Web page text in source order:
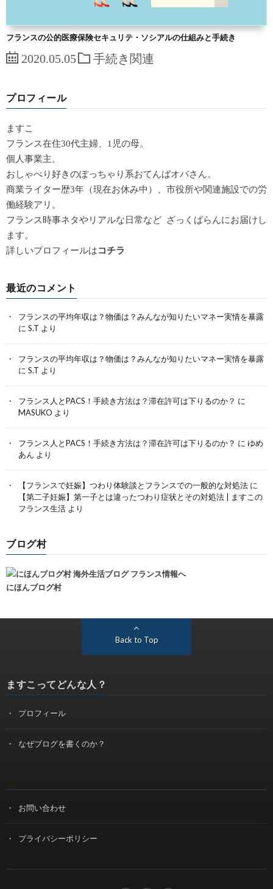
フランスの公的医療保険セキュリテ・ソシアルの仕組みと手続き
2020.05.05 手続き関連
プロフィール
ますこ
フランス在住30代主婦、1児の母。
個人事業主。
おしゃべり好きのぽっちゃり系おてんばオバさん。
商業ライター歴3年（現在お休み中）、市役所や関連施設での労
働経験アリ。
フランス時事ネタやリアルな日常など ざっくばらんにお届けし
ます。
詳しいプロフィールはコチラ
最近のコメント
フランスの平均年収は？物価は？みんなが知りたいマネー実情を暴露
に S.T より
フランスの平均年収は？物価は？みんなが知りたいマネー実情を暴露
に S.T より
フランス人とPACS！手続き方法は？滞在許可は下りるのか？ に
MASUKO より
フランス人とPACS！手続き方法は？滞在許可は下りるのか？ に ゆめ
あん より
【フランスで妊娠】つわり体験談とフランスでの一般的な対処法 に
【第二子妊娠】第一子とは違ったつわり症状とその対処法 | ますこの
フランス生活 より
ブログ村
にほんブログ村
Back to Top
ますこってどんな人？
プロフィール
なぜブログを書くのか？
お問い合わせ
プライバシーポリシー